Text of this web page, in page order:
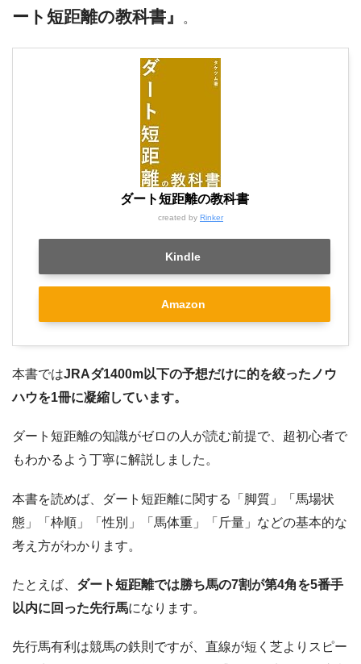
ート短距離の教科書』
。
ダート短距離の教科書
created by Rinker
Kindle
Amazon
本書ではJRAダ1400m以下の予想だけに的を絞ったノウ
ハウを1冊に凝縮しています。
ダート短距離の知識がゼロの人が読む前提で、超初心者で
もわかるよう丁寧に解説しました。
本書を読めば、ダート短距離に関する「脚質」「馬場状
態」「枠順」「性別」「馬体重」「斤量」などの基本的な
考え方がわかります。
たとえば、 ダート短距離では勝ち馬の7割が第4角を5番手
以内に回った先行馬になります。
先行馬有利は競馬の鉄則ですが、直線が短く芝よりスピー